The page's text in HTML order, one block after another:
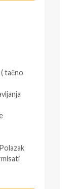
tačno